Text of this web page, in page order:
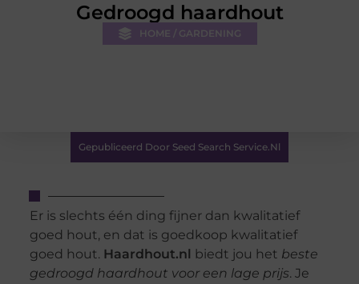
Gedroogd haardhout
HOME / GARDENING
Gepubliceerd Door Seed Search Service.nl
Er is slechts één ding fijner dan kwalitatief
goed hout, en dat is goedkoop kwalitatief
goed hout. Haardhout.nl biedt jou het beste
gedroogd haardhout voor een lage prijs. Je